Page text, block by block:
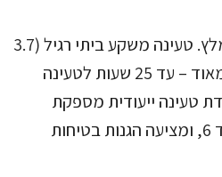
טכנית כן, אבל זה לא מומלץ. טעינה משקע ביתי רגיל (3.7
קילוואט) תימשך זמן רב מאוד – עד 25 שעות לטעינה
הזיקר 001. עמדת טעינה ייעודית מספקת
טעינה מהירה יותר פי 3 עד 6, ומציעה הגנות בטיחות